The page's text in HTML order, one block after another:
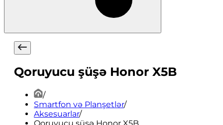
Qoruyucu şüşə Honor X5B
/
Smartfon və Planşetlər/
Aksesuarlar/
Qoruyucu şüşə Honor X5B